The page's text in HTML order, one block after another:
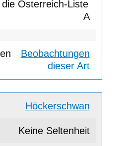
A
Beobachtungen
dieser Art
Höckerschwan
Keine Seltenheit